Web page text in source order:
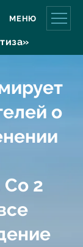
МЕНЮ
о
Со 2